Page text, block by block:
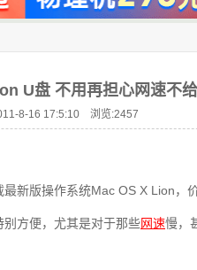
U盘 不用再担心网速不
8-16 17:5:10 浏览:2457
新版操作系统Mac OS X Lion，
方便，尤其是对于那些网速慢，